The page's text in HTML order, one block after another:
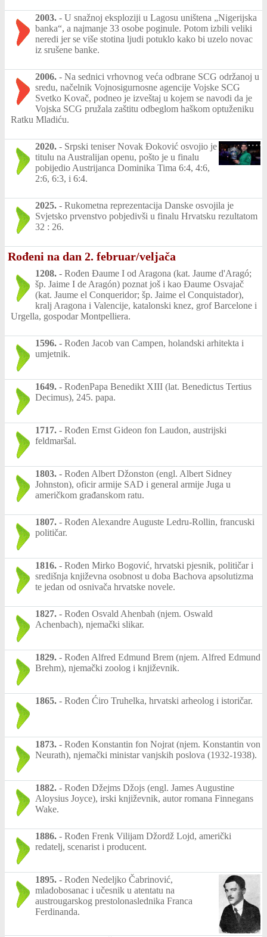
2003. - U snažnoj eksploziji u Lagosu uništena „Nigerijska
banka“, a najmanje 33 osobe poginule. Potom izbili veliki
neredi jer se više stotina ljudi potuklo kako bi uzelo novac
iz srušene banke.
2006. - Na sednici vrhovnog veća odbrane SCG održanoj u
sredu, načelnik Vojnosigurnosne agencije Vojske SCG
Svetko Kovač, podneo je izveštaj u kojem se navodi da je
Vojska SCG pružala zaštitu odbeglom haškom optuženiku
Ratku Mladiću.
2020. - Srpski teniser Novak Ðoković osvojio je
titulu na Australijan openu, pošto je u finalu
pobijedio Austrijanca Dominika Tima 6:4, 4:6,
2:6, 6:3, i 6:4.
2025. - Rukometna reprezentacija Danske osvojila je
Svjetsko prvenstvo pobjedivši u finalu Hrvatsku rezultatom
32 : 26.
Rođeni na dan 2. februar/veljača
1208. - Rođen Đaume I od Aragona (kat. Jaume d'Aragó;
šp. Jaime I de Aragón) poznat još i kao Đaume Osvajač
(kat. Jaume el Conqueridor; šp. Jaime el Conquistador),
kralj Aragona i Valencije, katalonski knez, grof Barcelone i
Urgella, gospodar Montpelliera.
1596. - Rođen Jacob van Campen, holandski arhitekta i
umjetnik.
1649. - RođenPapa Benedikt XIII (lat. Benedictus Tertius
Decimus), 245. papa.
1717. - Rođen Ernst Gideon fon Laudon, austrijski
feldmaršal.
1803. - Rođen Albert Džonston (engl. Albert Sidney
Johnston), oficir armije SAD i general armije Juga u
američkom građanskom ratu.
1807. - Rođen Alexandre Auguste Ledru-Rollin, francuski
političar.
1816. - Rođen Mirko Bogović, hrvatski pjesnik, političar i
središnja književna osobnost u doba Bachova apsolutizma
te jedan od osnivača hrvatske novele.
1827. - Rođen Osvald Ahenbah (njem. Oswald
Achenbach), njemački slikar.
1829. - Rođen Alfred Edmund Brem (njem. Alfred Edmund
Brehm), njemački zoolog i književnik.
1865. - Rođen Ćiro Truhelka, hrvatski arheolog i istoričar.
1873. - Rođen Konstantin fon Nojrat (njem. Konstantin von
Neurath), njemački ministar vanjskih poslova (1932-1938).
1882. - Rođen Džejms Džojs (engl. James Augustine
Aloysius Joyce), irski književnik, autor romana Finnegans
Wake.
1886. - Rođen Frenk Vilijam Džordž Lojd, američki
redatelj, scenarist i producent.
1895. - Rođen Nedeljko Čabrinović,
mladobosanac i učesnik u atentatu na
austrougarskog prestolonaslednika Franca
Ferdinanda.